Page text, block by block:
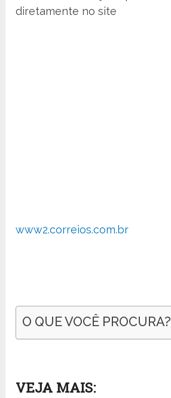
diretamente no site
www2.correios.com.br
O QUE VOCÊ PROCURA?
VEJA MAIS: